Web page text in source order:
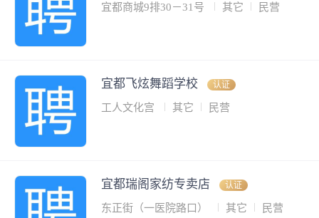
宜都商城9排30－31号 其它 民营
宜都飞炫舞蹈学校 认证
工人文化宫 其它 民营
宜都瑞阁家纺专卖店 认证
东正街（一医院路口） 其它 民营